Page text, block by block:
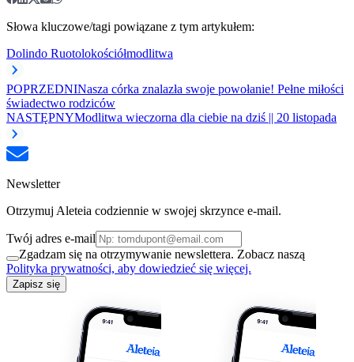
Słowa kluczowe/tagi powiązane z tym artykułem:
Dolindo Ruotolokościółmodlitwa
POPRZEDNINasza córka znalazła swoje powołanie! Pełne miłości
świadectwo rodziców
NASTĘPNYModlitwa wieczorna dla ciebie na dziś || 20 listopada
Newsletter
Otrzymuj Aleteia codziennie w swojej skrzynce e-mail.
Twój adres e-mail
Zgadzam się na otrzymywanie newslettera. Zobacz naszą
Polityka prywatności, aby dowiedzieć się więcej.
Zapisz się